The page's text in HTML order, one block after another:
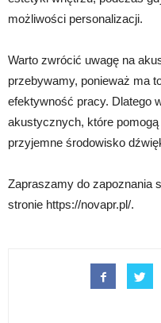
możliwości personalizacji.
Warto zwrócić uwagę na
przebywamy, ponieważ ma
efektywność pracy. Dlatego
akustycznych, które
przyjemne środowisko
Zapraszamy do zapoznania
stronie https://novapr.pl/.